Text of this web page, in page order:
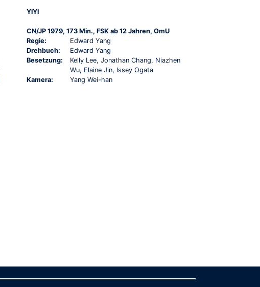
YiYi
CN/JP 1979, 173 Min., FSK ab 12 Jahren, OmU
Regie:
Edward Yang
Drehbuch:
Edward Yang
Besetzung:
Kelly Lee, Jonathan Chang, Niazhen
Wu, Elaine Jin, Issey Ogata
Kamera:
Yang Wei-han